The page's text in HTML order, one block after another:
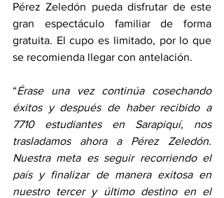
Pérez Zeledón pueda disfrutar de este
gran espectáculo familiar de forma
gratuita. El cupo es limitado, por lo que
se recomienda llegar con antelación.
“Érase una vez continúa cosechando
éxitos y después de haber recibido a
7710 estudiantes en Sarapiquí, nos
trasladamos ahora a Pérez Zeledón.
Nuestra meta es seguir recorriendo el
país y finalizar de manera exitosa en
nuestro tercer y último destino en el